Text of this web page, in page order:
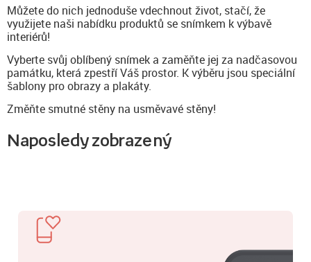
Můžete do nich jednoduše vdechnout život, stačí, že
využijete naši nabídku produktů se snímkem k výbavě
interiérů!
Vyberte svůj oblíbený snímek a zaměňte jej za nadčasovou
památku, která zpestří Váš prostor. K výběru jsou speciální
šablony pro obrazy a plakáty.
Změňte smutné stěny na usměvavé stěny!
Naposledy zobrazený